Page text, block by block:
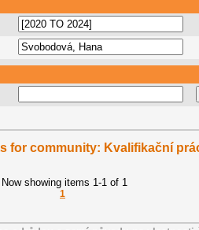
for community: Kvalifikační
Now showing items 1-1 of 1
1